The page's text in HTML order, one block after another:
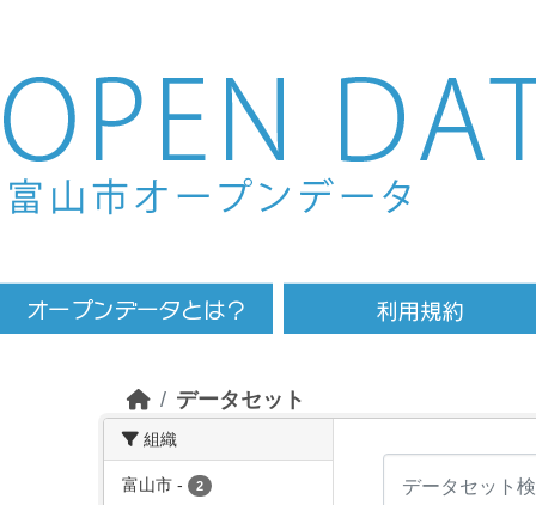
Skip to main content
データセット
組織
富山市 - 2